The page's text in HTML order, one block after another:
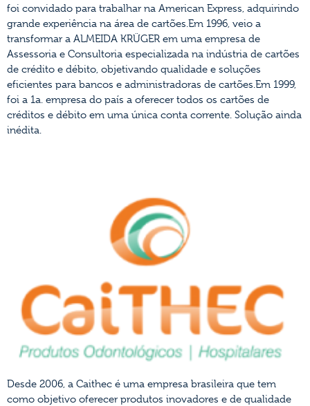
foi convidado para trabalhar na American Express, adquirindo
grande experiência na área de cartões.Em 1996, veio a
transformar a ALMEIDA KRÜGER em uma empresa de
Assessoria e Consultoria especializada na indústria de cartões
de crédito e débito, objetivando qualidade e soluções
eficientes para bancos e administradoras de cartões.Em 1999,
foi a 1a. empresa do país a oferecer todos os cartões de
créditos e débito em uma única conta corrente. Solução ainda
inédita.
Desde 2006, a Caithec é uma empresa brasileira que tem
como objetivo oferecer produtos inovadores e de qualidade